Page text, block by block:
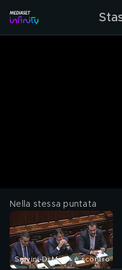
Nella stessa puntata
Salvini-Di Maio: è scontro